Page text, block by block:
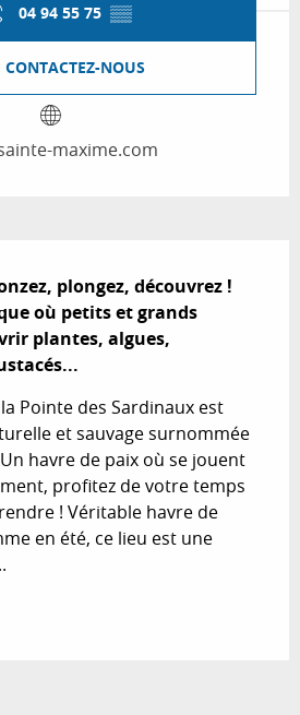
04 94 55 75 ▒▒
CONTACTEZ-NOUS
maxime.com
plongez, découvrez !
où petits et grands
plantes, algues,
Pointe des Sardinaux est
et sauvage surnommée
havre de paix où se jouent
profitez de votre temps
! Véritable havre de
en été, ce lieu est une